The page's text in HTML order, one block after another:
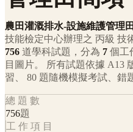
農田灌溉排水-設施維護管理
技能檢定中心辦理之 丙級 技
756 道學科試題，分為 7 個工
目圖片。 所有試題依據 A13
習、 80 題隨機模擬考試、錯
總題數
756題
工作項目